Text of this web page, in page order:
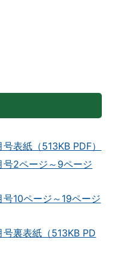
表紙（513KB PDF）
号2ページ～9ページ
10ページ～19ページ
裏表紙（513KB PD